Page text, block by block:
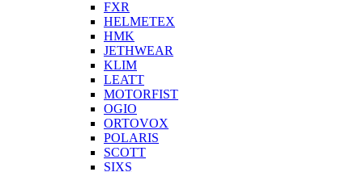
FXR
HELMETEX
HMK
JETHWEAR
KLIM
LEATT
MOTORFIST
OGIO
ORTOVOX
POLARIS
SCOTT
SIXS